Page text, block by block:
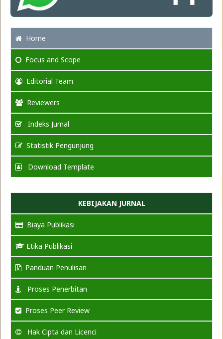
Home
Focus and Scope
Editorial Team
Reviewers
Indeks Jurnal
Statistik Pengunjung
Download Template
KEBIJAKAN JURNAL
Biaya Publikasi
Etika Publikasi
Panduan Penulisan
Proses Penerbitan
Proses Peer Review
Hak Cipta dan Licenci